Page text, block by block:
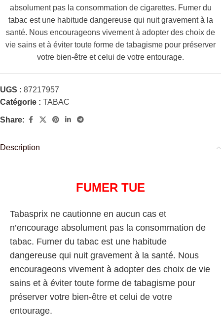
absolument pas la consommation de cigarettes. Fumer du
tabac est une habitude dangereuse qui nuit gravement à la
santé. Nous encourageons vivement à adopter des choix de
vie sains et à éviter toute forme de tabagisme pour préserver
votre bien-être et celui de votre entourage.
UGS : 87217957
Catégorie : TABAC
Share:
Description
FUMER TUE
Tabasprix ne cautionne en aucun cas et
n’encourage absolument pas la consommation de
tabac. Fumer du tabac est une habitude
dangereuse qui nuit gravement à la santé. Nous
encourageons vivement à adopter des choix de vie
sains et à éviter toute forme de tabagisme pour
préserver votre bien-être et celui de votre
entourage.